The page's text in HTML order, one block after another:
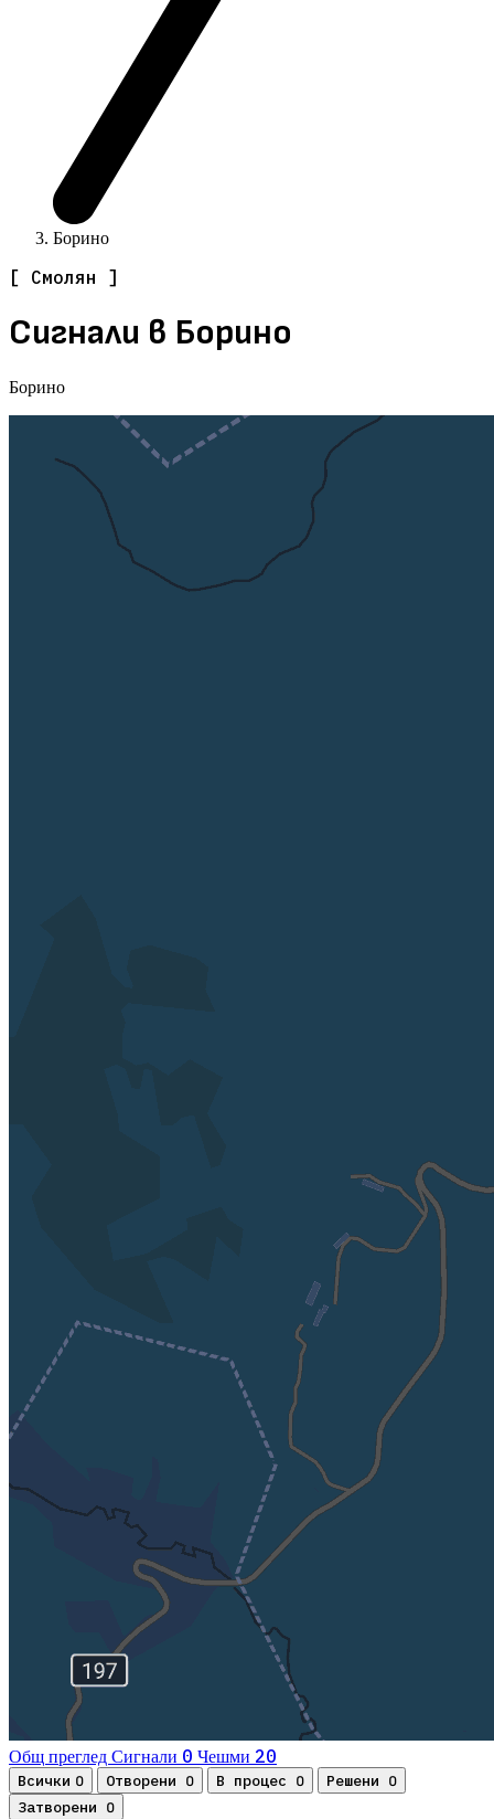
Борино
[ Смолян ]
Сигнали в Борино
Борино
Общ преглед Сигнали 0 Чешми 20
Всички 0 Отворени 0 В процес 0 Решени 0
Затворени 0